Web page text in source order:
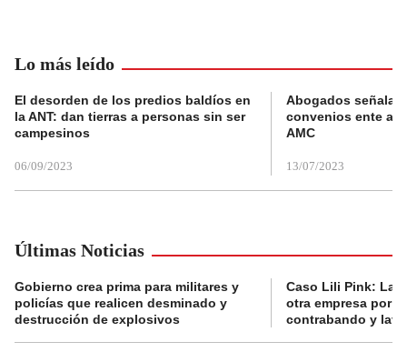
Lo más leído
El desorden de los predios baldíos en
la ANT: dan tierras a personas sin ser
campesinos
06/09/2023
Abogados
convenios ente
AMC
13/07/2023
Últimas Noticias
Gobierno crea prima para militares y
policías que realicen desminado y
destrucción de explosivos
Caso Lili Pink: La
otra empresa por
contrabando y